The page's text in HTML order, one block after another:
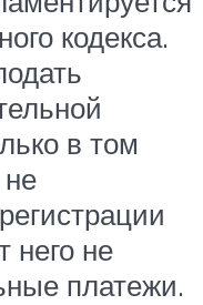
кодекса.
в том
него не
платежи.